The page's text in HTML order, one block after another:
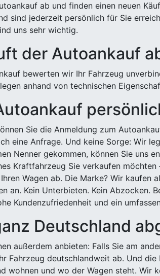
ab und finden einen neuen
sind jederzeit persönlich für Sie
uns sehr wichtig.
der Autoankauf
bewerten wir Ihr Fahrzeug
anhand von technischen
Sie die Anmeldung zum
eine Anfrage. Und keine Sorge: Wir
Nenner gekommen, können Sie uns
Kraftfahrzeug Sie verkaufen
Wagen ab. Die Marke? Wir kaufen
an. Kein Unterbieten. Kein Abzocken.
Kundenzufriedenheit und ein
Deutschland
außerdem anbieten: Falls Sie am
Fahrzeug deutschlandweit ab. Und
wohnen und wo der Wagen steht. Wir